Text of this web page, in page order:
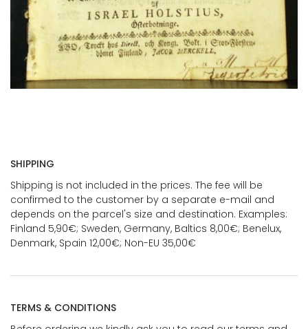
SHIPPING
Shipping is not included in the prices. The fee will be
confirmed to the customer by a separate e-mail and
depends on the parcel's size and destination. Examples:
Finland 5,90€; Sweden, Germany, Baltics 8,00€; Benelux,
Denmark, Spain 12,00€; Non-EU 35,00€
TERMS & CONDITIONS